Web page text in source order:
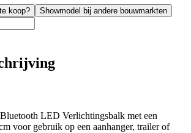
koop? Showmodel bij andere bouwmarkten
LED Verlichtingsbalk met een
voor gebruik op een aanhanger, trailer of